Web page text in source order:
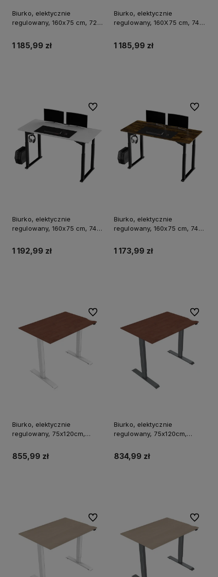
Biurko, elektycznie
regulowany, 160x75 cm, 72-
pod mysz XXL, ULTRADESK
1 185,99 zł
Biurko, elektycznie
regulowany, 160X75 cm, 74-
pod mysz XXL, ULTRADESK
1 185,99 zł
Biurko, elektycznie
regulowany, 160x75 cm, 74-
pod mysz XXL, ULTRADESK
1 192,99 zł
Do ulubionych
Biurko, elektycznie
regulowany, 160x75 cm, 74-
pod mysz XXL, ULTRADESK
1 173,99 zł
Do
Biurko, elektycznie
regulowany, 75x120cm,
biały, 70 kg nośność, ergo
855,99 zł
Do ulubionych
Biurko, elektycznie
regulowany, 75x120cm,
szary, 70 kg nośność, ergo
834,99 zł
Do
Do ulubionych Do